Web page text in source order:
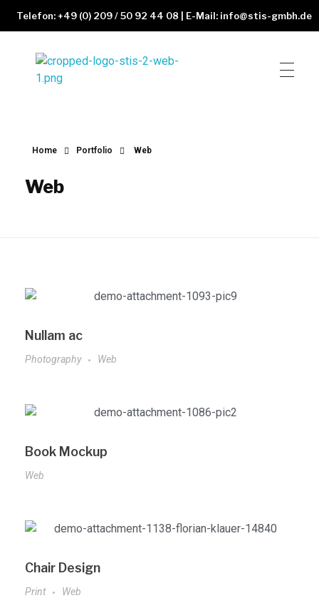
Telefon: +49 (0) 209 / 50 92 44 08 | E-Mail: info@stis-gmbh.de
Home Portfolio Web
Web
Nullam ac
Photography Web
Book Mockup
Web
Chair Design
Print Web